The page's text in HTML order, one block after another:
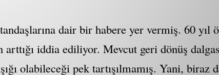
dair bir habere yer vermiş. 60 yıl
iddia ediliyor. Mevcut geri dönüş
olabileceği pek tartışılmamış. Yani, biraz